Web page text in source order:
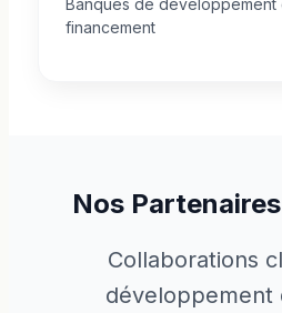
financement
Nos Partenaires
Collaborations
développement